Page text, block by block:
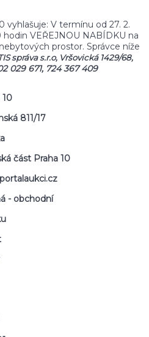
vyhlašuje: V termínu od 27. 2.
hodin VEŘEJNOU NABÍDKU na
prostor. Správce níže
správa s.r.o, Vršovická 1429/68,
029 671, 724 367 409
10
811/17
část Praha 10
- obchodní